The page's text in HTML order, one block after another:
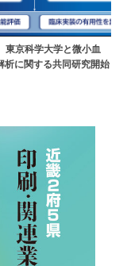
東京科学大学と微小血
析に関する共同研究開始